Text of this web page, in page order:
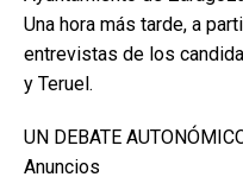
Una hora más tarde, a
entrevistas de los
y Teruel.
UN DEBATE
Anuncios